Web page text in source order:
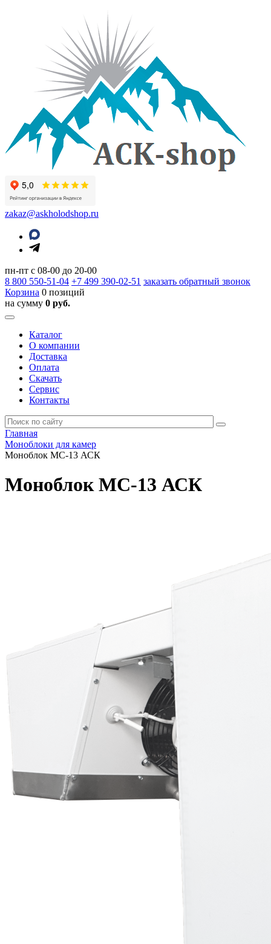
zakaz@askholodshop.ru
пн-пт с 08-00 до 20-00
8 800 550-51-04 +7 499 390-02-51 заказать обратный звонок
Корзина 0 позиций
на сумму 0 руб.
Каталог
О компании
Доставка
Оплата
Скачать
Сервис
Контакты
Главная
Моноблоки для камер
Моноблок МС-13 АСК
Моноблок МС-13 АСК